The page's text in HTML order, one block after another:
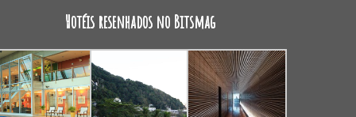
Hotéis resenhados no Bitsmag